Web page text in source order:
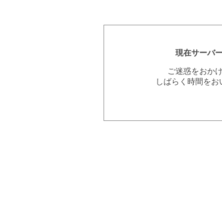
現在サーバ
ご迷惑をおか
しばらく時間を